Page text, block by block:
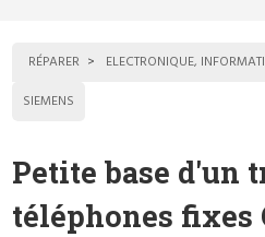
RÉPARER ELECTRONIQUE,
SIEMENS
Petite base d'un
téléphones fixes